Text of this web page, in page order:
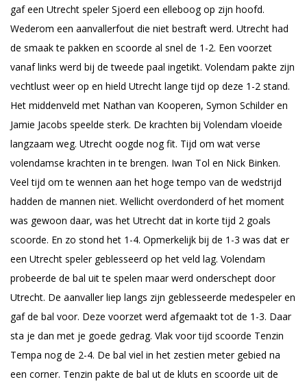
gaf een Utrecht speler Sjoerd een elleboog op zijn hoofd.
Wederom een aanvallerfout die niet bestraft werd. Utrecht had
de smaak te pakken en scoorde al snel de 1-2. Een voorzet
vanaf links werd bij de tweede paal ingetikt. Volendam pakte zijn
vechtlust weer op en hield Utrecht lange tijd op deze 1-2 stand.
Het middenveld met Nathan van Kooperen, Symon Schilder en
Jamie Jacobs speelde sterk. De krachten bij Volendam vloeide
langzaam weg. Utrecht oogde nog fit. Tijd om wat verse
volendamse krachten in te brengen. Iwan Tol en Nick Binken.
Veel tijd om te wennen aan het hoge tempo van de wedstrijd
hadden de mannen niet. Wellicht overdonderd of het moment
was gewoon daar, was het Utrecht dat in korte tijd 2 goals
scoorde. En zo stond het 1-4. Opmerkelijk bij de 1-3 was dat er
een Utrecht speler geblesseerd op het veld lag. Volendam
probeerde de bal uit te spelen maar werd onderschept door
Utrecht. De aanvaller liep langs zijn geblesseerde medespeler en
gaf de bal voor. Deze voorzet werd afgemaakt tot de 1-3. Daar
sta je dan met je goede gedrag. Vlak voor tijd scoorde Tenzin
Tempa nog de 2-4. De bal viel in het zestien meter gebied na
een corner. Tenzin pakte de bal ut de kluts en scoorde uit de